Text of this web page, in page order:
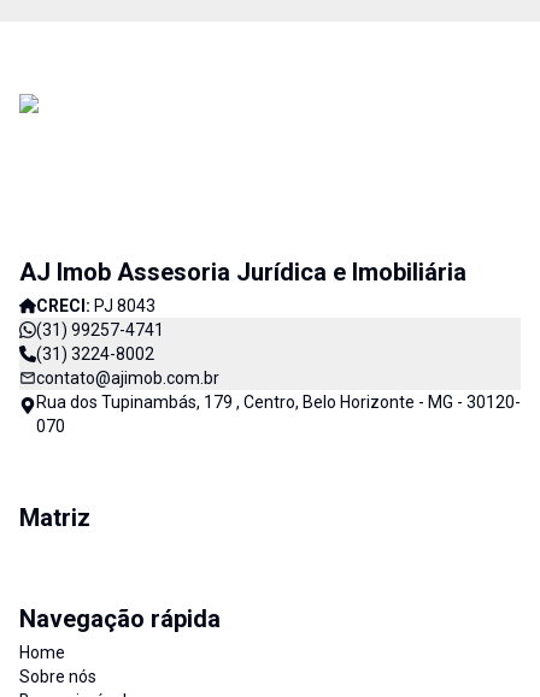
AJ Imob Assesoria Jurídica e Imobiliária
CRECI: PJ 8043
(31) 99257-4741
(31) 3224-8002
contato@ajimob.com.br
Rua dos Tupinambás, 179 , Centro, Belo Horizonte - MG - 30120-
070
Matriz
Navegação rápida
Home
Sobre nós